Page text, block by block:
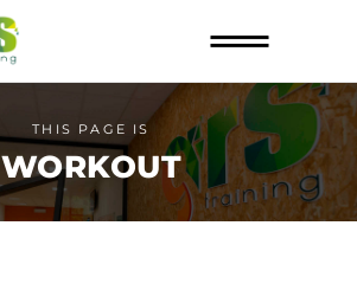
THIS PAGE IS
WORKOUT